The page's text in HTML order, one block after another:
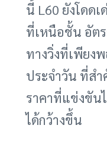
นี้ L60 ยังโดด
ที่เหนือชั้น อัตร
ทางวิ่งที่เพียง
ประจำวัน ที่ส
ราคาที่แข่งขัน
ได้กว้างขึ้น